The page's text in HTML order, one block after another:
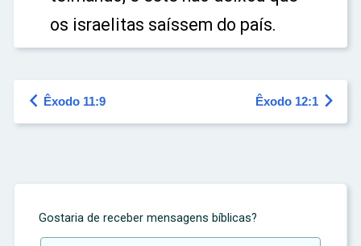
os israelitas saíssem do país.
 Êxodo 11:9 Êxodo 12:1 
Gostaria de receber mensagens bíblicas?